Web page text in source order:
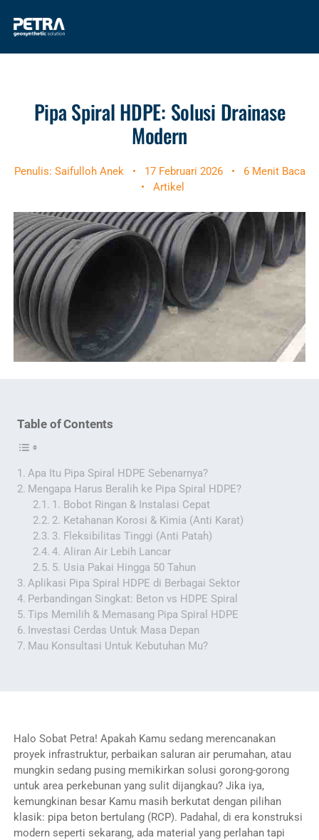
Pipa Spiral HDPE: Solusi Drainase
Modern
Penulis: Saifulloh Anek • 17 Februari 2026 •
6 Menit Baca
•
Artikel
Table of Contents
Apa Itu Pipa Spiral HDPE Sebenarnya?
Mengapa Harus Beralih ke Pipa Spiral HDPE?
1. Bobot Ringan & Instalasi Cepat
2. Ketahanan Korosi & Kimia (Anti Karat)
3. Fleksibilitas Tinggi (Anti Patah)
4. Aliran Air Lebih Lancar
5. Usia Pakai Hingga 50 Tahun
Aplikasi Pipa Spiral HDPE di Berbagai Sektor
Perbandingan Singkat: Beton vs HDPE Spiral
Tips Memilih & Memasang Pipa Spiral HDPE
Investasi Cerdas Untuk Masa Depan
Mau Konsultasi Untuk Kebutuhan Mu?
Halo Sobat Petra! Apakah Kamu sedang merencanakan
proyek infrastruktur, perbaikan saluran air perumahan, atau
mungkin sedang pusing memikirkan solusi gorong-gorong
untuk area perkebunan yang sulit dijangkau? Jika iya,
kemungkinan besar Kamu masih berkutat dengan pilihan
klasik: pipa beton bertulang (RCP). Padahal, di era konstruksi
modern seperti sekarang, ada material yang perlahan tapi